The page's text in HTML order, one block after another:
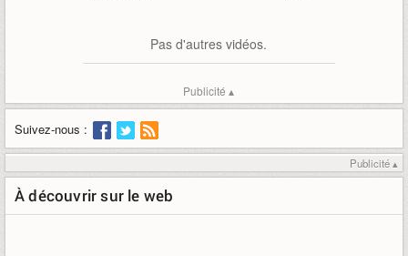
Pas d'autres vidéos.
Publicité ▴
Suivez-nous :
Publicité ▴
À découvrir sur le web